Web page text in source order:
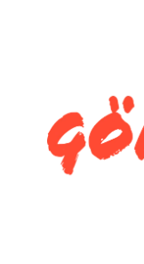
KAKLA SJÄLV
KAKLA TOALETT